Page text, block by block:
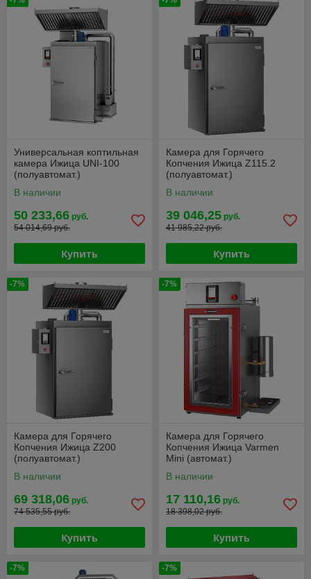
ИЖИЦА с доставкой в Минск, Гомель,
Гродно, Могилев, Брест, Витебск.
Универсальная коптильная
камера Ижица UNI-100
(полуавтомат.)
В наличии
50 233,66 руб.
54 014,69 руб.
Купить
Камера для Горячего
Копчения Ижица Z115.2
(полуавтомат.)
В наличии
39 046,25 руб.
41 985,22 руб.
Купить
-7%
Камера для Горячего
Копчения Ижица Z200
(полуавтомат.)
В наличии
69 318,06 руб.
74 535,55 руб.
Купить
-7%
Камера для Горячего
Копчения Ижица Varmen
Mini (автомат.)
В наличии
17 110,16 руб.
18 398,02 руб.
Купить
-7% -7%